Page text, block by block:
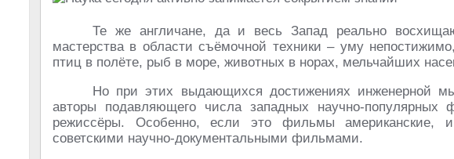
Те же англичане, да и весь Запад реально
мастерства в области съёмочной техники – уму
птиц в полёте, рыб в море, животных в норах, мельчайших
Но при этих выдающихся достижениях инженерной
авторы подавляющего числа западных научно-
режиссёры. Особенно, если это фильмы американские,
советскими научно-документальными фильмами.